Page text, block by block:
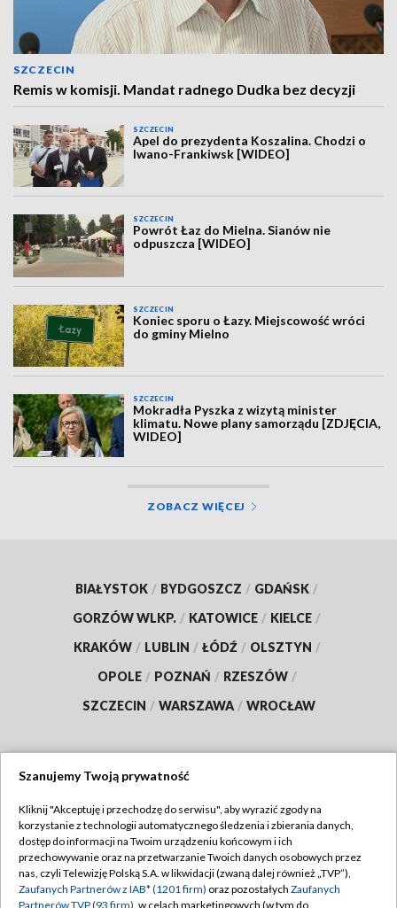
SZCZECIN
Remis w komisji. Mandat radnego Dudka bez decyzji
SZCZECIN
Apel do prezydenta Koszalina. Chodzi o
Iwano-Frankiwsk [WIDEO]
SZCZECIN
Powrót Łaz do Mielna. Sianów nie
odpuszcza [WIDEO]
SZCZECIN
Koniec sporu o Łazy. Miejscowość wróci
do gminy Mielno
SZCZECIN
Mokradła Pyszka z wizytą minister
klimatu. Nowe plany samorządu [ZDJĘCIA,
WIDEO]
ZOBACZ WIĘCEJ
BIAŁYSTOK / BYDGOSZCZ / GDAŃSK /
GORZÓW WLKP. / KATOWICE / KIELCE /
KRAKÓW / LUBLIN / ŁÓDŹ / OLSZTYN /
OPOLE / POZNAŃ / RZESZÓW /
SZCZECIN / WARSZAWA / WROCŁAW
TVP
Abonament TVP
Emisja w TVP
Regulamin TVP
Polityka prywatności
Szanujemy Twoją prywatność
Kliknij "Akceptuję i przechodzę do serwisu", aby wyrazić zgody na
korzystanie z technologii automatycznego śledzenia i zbierania danych,
dostęp do informacji na Twoim urządzeniu końcowym i ich
przechowywanie oraz na przetwarzanie Twoich danych osobowych przez
nas, czyli Telewizję Polską S.A. w likwidacji (zwaną dalej również „TVP”),
Zaufanych Partnerów z IAB* (1201 firm) oraz pozostałych Zaufanych
Partnerów TVP (93 firm) , w celach marketingowych (w tym do